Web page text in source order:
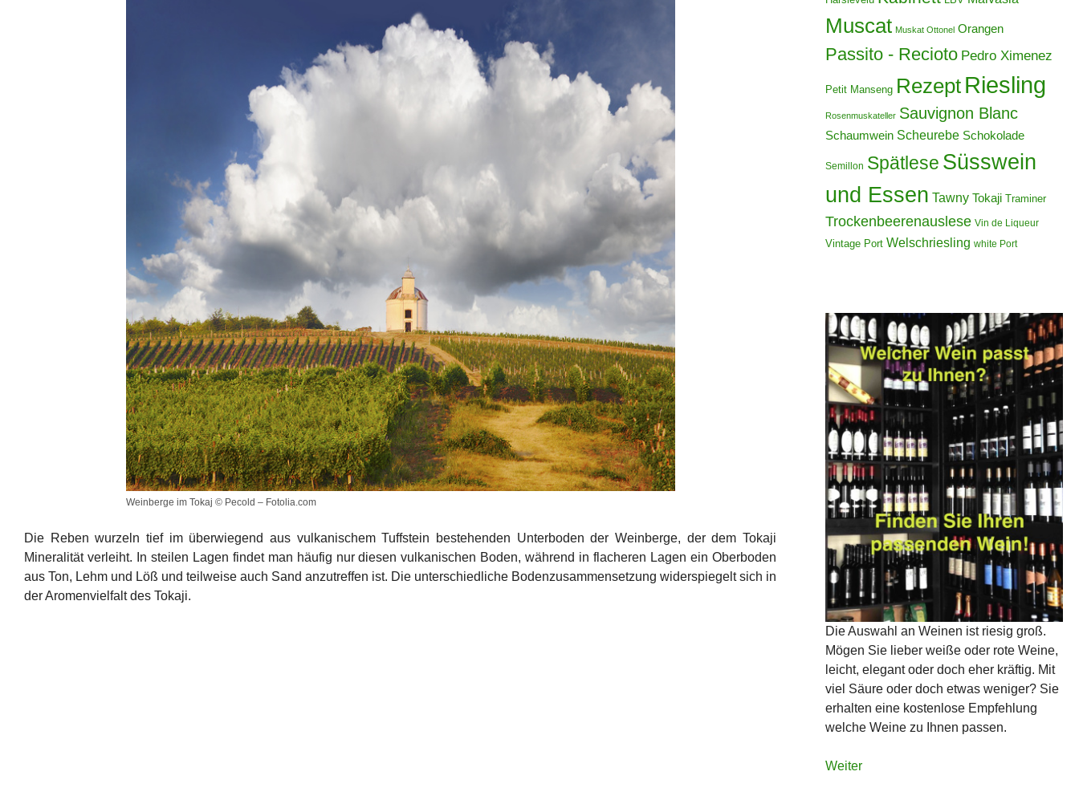
Weinberge im Tokaj © Pecold – Fotolia.com
Die Reben wurzeln tief im überwiegend aus vulkanischem Tuffstein bestehenden Unterboden der Weinberge, der dem Tokaji
Mineralität verleiht. In steilen Lagen findet man häufig nur diesen vulkanischen Boden, während in flacheren Lagen ein Oberboden
aus Ton, Lehm und Löß und teilweise auch Sand anzutreffen ist. Die unterschiedliche Bodenzusammensetzung widerspiegelt sich in
der Aromenvielfalt des Tokaji.
Muscat Muskat Ottonel Orangen
Passito - Recioto Pedro Ximenez
Petit Manseng Rezept Riesling
Rosenmuskateller Sauvignon Blanc
Schaumwein Scheurebe Schokolade
Semillon Spätlese Süsswein
und Essen Tawny Tokaji Traminer
Trockenbeerenauslese Vin de Liqueur
Vintage Port Welschriesling white Port
Die Auswahl an Weinen ist riesig groß.
Mögen Sie lieber weiße oder rote Weine,
leicht, elegant oder doch eher kräftig. Mit
viel Säure oder doch etwas weniger? Sie
erhalten eine kostenlose Empfehlung
welche Weine zu Ihnen passen.
Weiter